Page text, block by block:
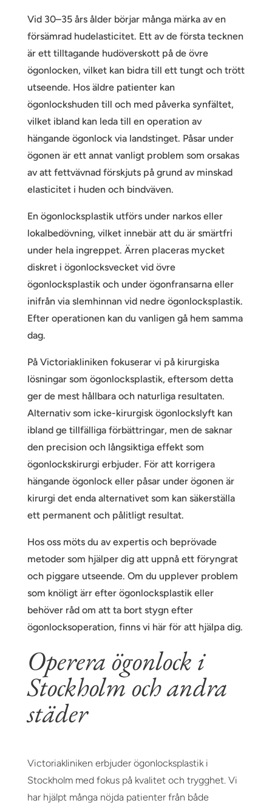
Vid 30–35 års ålder börjar många märka av en
försämrad hudelasticitet. Ett av de första tecknen
är ett tilltagande hudöverskott på de övre
ögonlocken, vilket kan bidra till ett tungt och trött
utseende. Hos äldre patienter kan
ögonlockshuden till och med påverka synfältet,
vilket ibland kan leda till en operation av
hängande ögonlock via landstinget. Påsar under
ögonen är ett annat vanligt problem som orsakas
av att fettvävnad förskjuts på grund av minskad
elasticitet i huden och bindväven.
En ögonlocksplastik utförs under narkos eller
lokalbedövning, vilket innebär att du är smärtfri
under hela ingreppet. Ärren placeras mycket
diskret i ögonlocksvecket vid övre
ögonlocksplastik och under ögonfransarna eller
inifrån via slemhinnan vid nedre ögonlocksplastik.
Efter operationen kan du vanligen gå hem samma
dag.
På Victoriakliniken fokuserar vi på kirurgiska
lösningar som ögonlocksplastik, eftersom detta
ger de mest hållbara och naturliga resultaten.
Alternativ som icke-kirurgisk ögonlockslyft kan
ibland ge tillfälliga förbättringar, men de saknar
den precision och långsiktiga effekt som
ögonlockskirurgi erbjuder. För att korrigera
hängande ögonlock eller påsar under ögonen är
kirurgi det enda alternativet som kan säkerställa
ett permanent och pålitligt resultat.
Hos oss möts du av expertis och beprövade
metoder som hjälper dig att uppnå ett föryngrat
och piggare utseende. Om du upplever problem
som knöligt ärr efter ögonlocksplastik eller
behöver råd om att ta bort stygn efter
ögonlocksoperation, finns vi här för att hjälpa dig.
Operera ögonlock i
Stockholm och andra
städer
Victoriakliniken erbjuder ögonlocksplastik i
Stockholm med fokus på kvalitet och trygghet. Vi
har hjälpt många nöjda patienter från både